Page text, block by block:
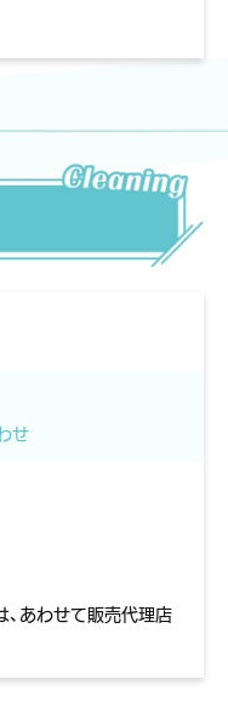
せ
、あわせて販売代理店